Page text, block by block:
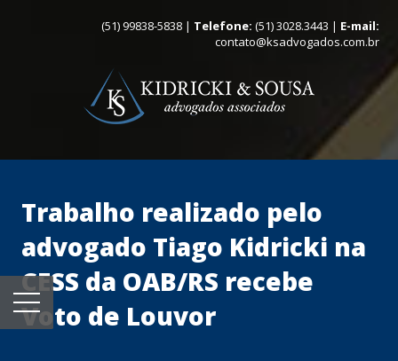
(51) 99838-5838 | Telefone: (51) 3028.3443 | E-mail:
contato@ksadvogados.com.br
Trabalho realizado pelo
advogado Tiago Kidricki na
CESS da OAB/RS recebe
Voto de Louvor